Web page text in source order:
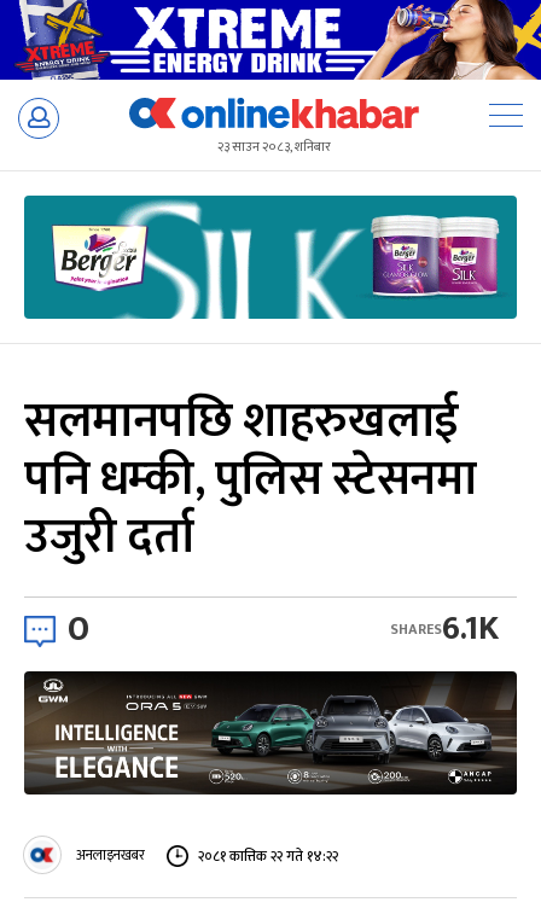
Skip
२३ साउन २०८३, शनिबार
सलमानपछि शाहरुखलाई
पनि धम्की, पुलिस स्टेसनमा
उजुरी दर्ता
0 6.1K
SHARES
अनलाइनखबर २०८१ कात्तिक २२ गते १४:२२